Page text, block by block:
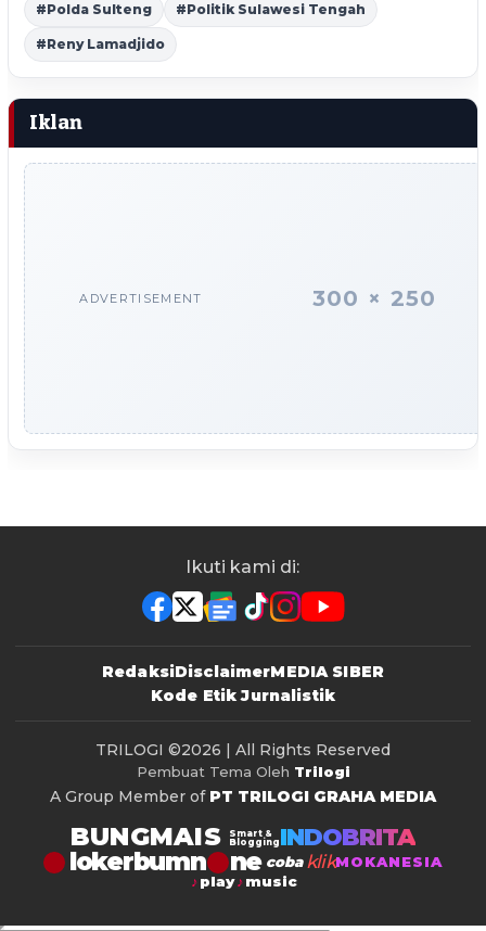
#Polda Sulteng #Politik Sulawesi Tengah
#Reny Lamadjido
Iklan
ADVERTISEMENT 300 × 250
Ikuti kami di:
RedaksiDisclaimerMEDIA SIBER
Kode Etik Jurnalistik
TRILOGI ©2026 | All Rights Reserved
Pembuat Tema Oleh Trilogi
A Group Member of PT TRILOGI GRAHA MEDIA
BUNGMAIS
Smart &
Blogging INDOBRITA
lokerbumn coba klikMOKANESIA
play
music